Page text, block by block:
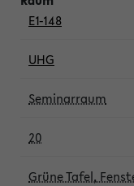
E1-148
UHG
Seminarraum
20
Grüne Tafel,